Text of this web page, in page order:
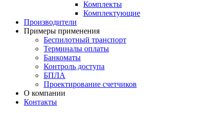
Комплекты
Комплектующие
Производители
Примеры применения
Беспилотный транспорт
Терминалы оплаты
Банкоматы
Контроль доступа
БПЛА
Проектирование счетчиков
О компании
Контакты